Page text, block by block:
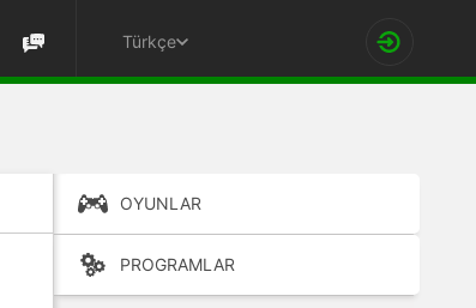
Türkçe
OYUNLAR
PROGRAMLAR